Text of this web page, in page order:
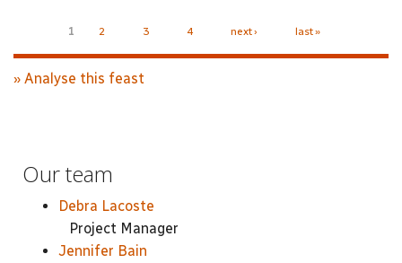
Pages1 2 3 4 next › last »
» Analyse this feast
Our team
Debra Lacoste
Project Manager
Jennifer Bain